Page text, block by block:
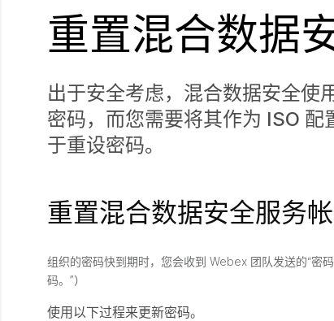
重置混合数据
出于安全考虑，混合数据安全使
密码，而您需要将其作为 ISO
于重设密码。
重置混合数据安全服务
组织的密码快到期时，您会收到 Webex 团队发送的“密
码。”）
使用以下过程来更新密码。